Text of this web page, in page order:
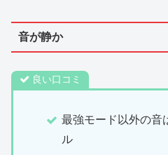
音が静か
良い口コミ
最強モード以外の音
ル